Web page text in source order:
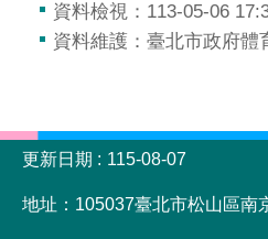
資料檢視：113-05-06
資料維護：臺北市政府體
:::
更新日期
115-08-07
地址：105037臺北市松